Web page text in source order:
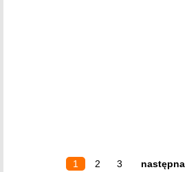
1 2 3 następna